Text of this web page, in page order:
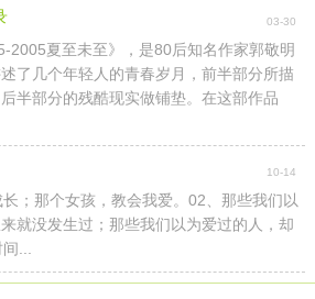
03-30
2005夏至未至》，是80后知名作家郭敬明
了几个年轻人的青春岁月，前半部分所描
半部分的残酷现实做铺垫。在这部作品
10-14
；那个女孩，教会我爱。02、那些我们以
就没发生过；那些我们以为爱过的人，却
...